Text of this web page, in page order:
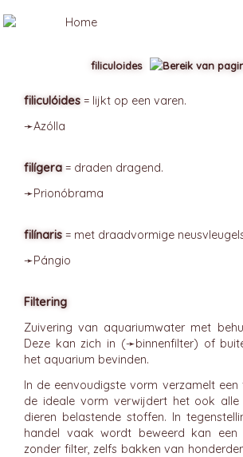
filiculóides = lijkt op een varen.
➛Azólla
filígera = draden dragend.
➛Prionóbrama
filínaris = met draadvormige
➛Pángio
Filtering
Zuivering van aquariumwater met
Deze kan zich in (➛binnenfilter) of
het aquarium bevinden.
In de eenvoudigste vorm verzamelt een
de ideale vorm verwijdert het ook
dieren belastende stoffen. In
handel vaak wordt beweerd kan een
zonder filter, zelfs bakken van
filiculoides